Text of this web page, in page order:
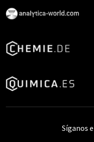
Síganos